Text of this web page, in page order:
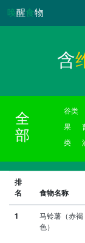
唤醒食物
含
全
部
谷类
果
类
排
名
食物名称
1
马铃薯（赤褐
色）